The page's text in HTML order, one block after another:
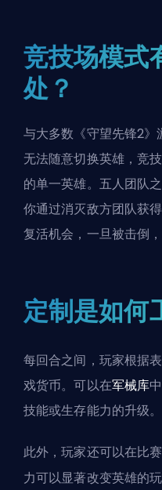
竞技场模式
处？
与大多数《守望先锋2
无法随意切换英雄，竞
的单一英雄。五人团队
你通过消灭敌方团队获
复活机会，一旦被击倒
定制是如何
每回合之间，玩家根据
戏货币。可以在军械库
技能或生存能力的升级。
此外，玩家还可以在比
力可以显著改变英雄的